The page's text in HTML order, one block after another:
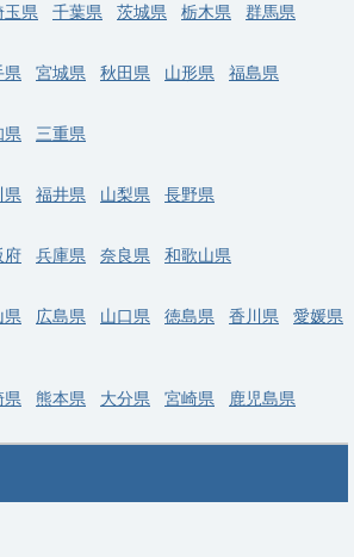
尿器科
ーション科／回リハ病棟管理／年収1,200
海所記念病院
4日相談可／当直月1回／伊豆半島南部中
玉県 千葉県 茨城県 栃木県
群馬県
県 宮城県 秋田県 山形県
福島県
県
三重県
県 福井県 山梨県
長野県
府 兵庫県 奈良県
和歌山県
県 広島県 山口県 徳島県 香川県
愛媛県
県 熊本県 大分県 宮崎県
鹿児島県